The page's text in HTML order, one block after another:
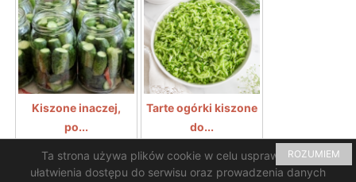
Kiszone inaczej,
po...
Rewelacyjny smak i
chrupkość ogórków...⇖
Tarte ogórki kiszone
do...
Tarte ogórki kiszone do
zupy ogórkowejTarte...⇖
Ta strona używa plików cookie w celu usprawnienia i
ułatwienia dostępu do serwisu oraz prowadzenia danych
ROZUMIEM